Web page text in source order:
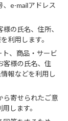
e-mailアドレス
の氏名、住所、
利用します。
ト、商品・サービ
客様の氏名、住
報などを利用し
ら寄せられたご意
します。